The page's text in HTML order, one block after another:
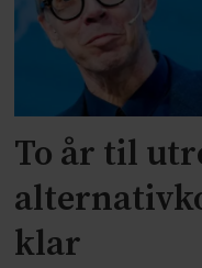
To år til
klar